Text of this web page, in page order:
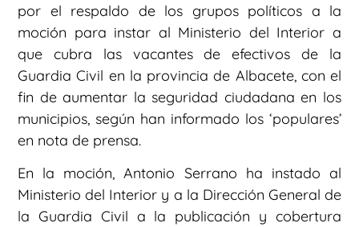
por el respaldo de los grupos políticos a la
moción para instar al Ministerio del Interior a
que cubra las vacantes de efectivos de la
Guardia Civil en la provincia de Albacete, con el
fin de aumentar la seguridad ciudadana en los
municipios, según han informado los ‘populares’
en nota de prensa.
En la moción, Antonio Serrano ha instado al
Ministerio del Interior y a la Dirección General de
la Guardia Civil a la publicación y cobertura